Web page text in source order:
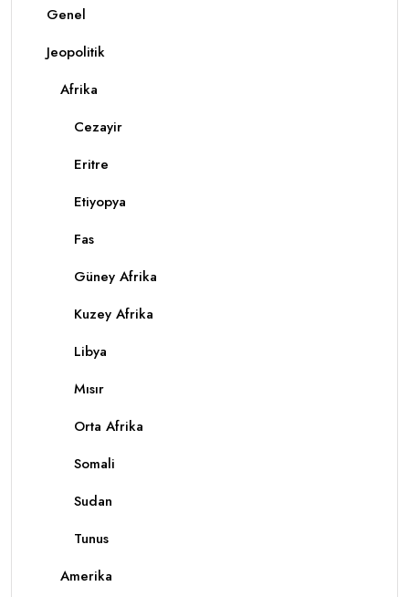
Genel
Jeopolitik
Afrika
Cezayir
Eritre
Etiyopya
Fas
Güney Afrika
Kuzey Afrika
Libya
Mısır
Orta Afrika
Somali
Sudan
Tunus
Amerika